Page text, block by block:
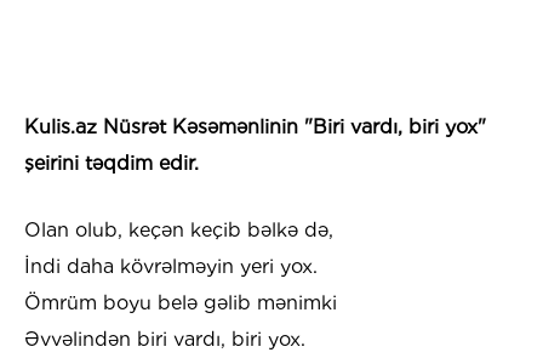
Kulis.az Nüsrət Kəsəmənlinin "Biri vardı, biri yox"
şeirini təqdim edir.
Olan olub, keçən keçib bəlkə də,
İndi daha kövrəlməyin yeri yox.
Ömrüm boyu belə gəlib mənimki
Əvvəlindən biri vardı, biri yox.